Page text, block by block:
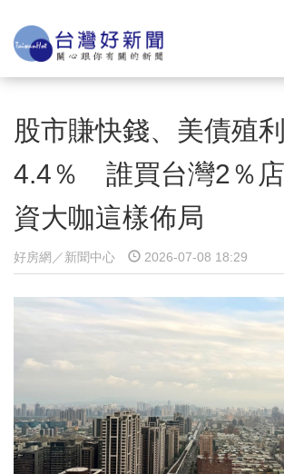
股市賺快錢、美債殖
4.4％ 誰買台灣2％
資大咖這樣佈局
好房網／新聞中心 2026-07-08 18:29